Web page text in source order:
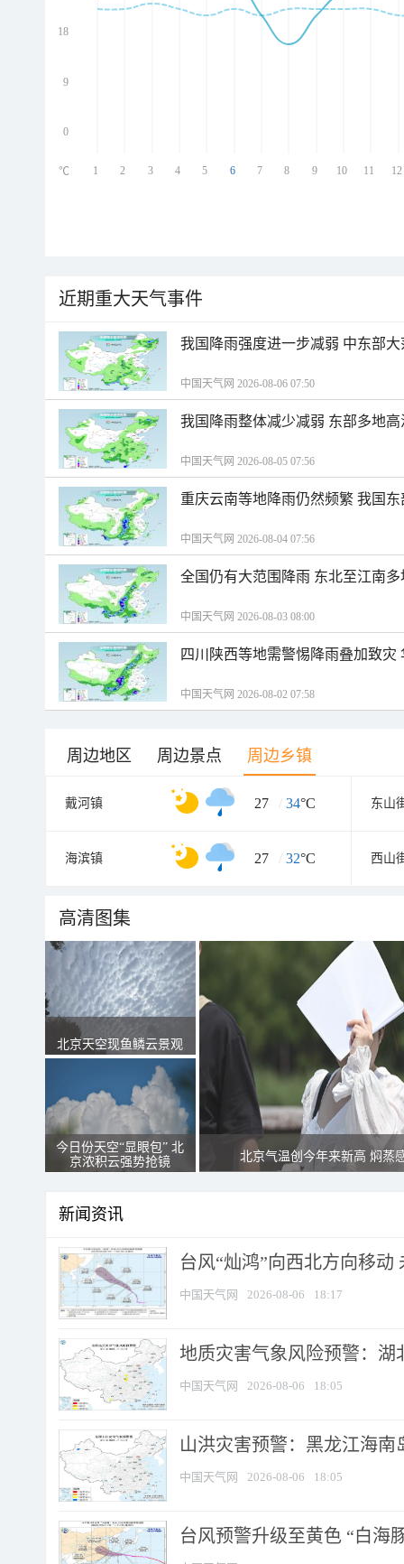
18
9
0
1 2 3 4 5 6 7 8 9 10 11 12
℃
近期重大天气事件
我国降雨强度进一步减弱 中东部
中国天气网 2026-08-06 07:50
我国降雨整体减少减弱 东部多地
中国天气网 2026-08-05 07:56
重庆云南等地降雨仍然频繁 我国
中国天气网 2026-08-04 07:56
全国仍有大范围降雨 东北至江南
中国天气网 2026-08-03 08:00
四川陕西等地需警惕降雨叠加致
中国天气网 2026-08-02 07:58
周边地区 周边景点 周边乡镇
戴河镇 27 / 34°C 东山
海滨镇 27 / 32°C 西山
高清图集
北京天空现鱼鳞云景观
今日份天空“显眼包” 北
京浓积云强势抢镜
北京气温创今年来新高 焖蒸
新闻资讯
台风“灿鸿”向西北方向移动
中国天气网 2026-08-06 18:17
地质灾害气象风险预警：湖
中国天气网 2026-08-06 18:05
山洪灾害预警：黑龙江海
中国天气网 2026-08-06 18:05
台风预警升级至黄色 “白海